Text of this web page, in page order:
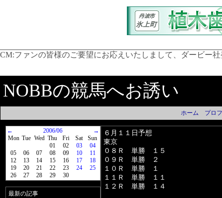
CM:ファンの皆様のご要望にお応えいたしまして、ダービー
NOBBの競馬へお誘い
ホーム プロ
← 2006/06
→
Mon Tue Wed Thu Fri Sat
Sun
01
02 03
04
05
06 07 08 09 10
11
12
13 14 15 16 17
18
19
20 21 22 23 24
25
26
27 28 29 30
最新の記事
６月１１日予想
東京
０８Ｒ 単勝 １５
０９Ｒ 単勝 ２
１０Ｒ 単勝 １
１１Ｒ 単勝 １１
１２Ｒ 単勝 １４